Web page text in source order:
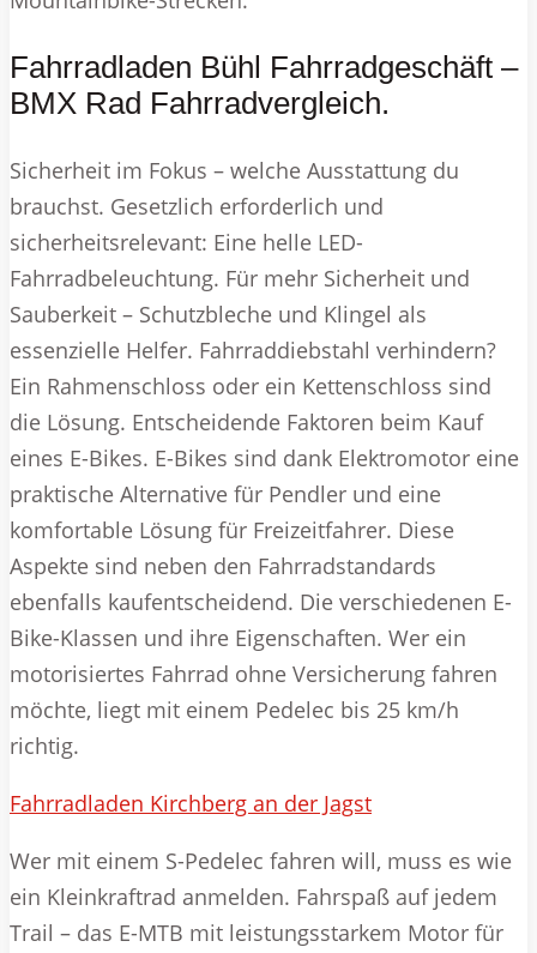
Fahrradladen Bühl Fahrradgeschäft –
BMX Rad Fahrradvergleich.
Sicherheit im Fokus – welche Ausstattung du
brauchst. Gesetzlich erforderlich und
sicherheitsrelevant: Eine helle LED-
Fahrradbeleuchtung. Für mehr Sicherheit und
Sauberkeit – Schutzbleche und Klingel als
essenzielle Helfer. Fahrraddiebstahl verhindern?
Ein Rahmenschloss oder ein Kettenschloss sind
die Lösung. Entscheidende Faktoren beim Kauf
eines E-Bikes. E-Bikes sind dank Elektromotor eine
praktische Alternative für Pendler und eine
komfortable Lösung für Freizeitfahrer. Diese
Aspekte sind neben den Fahrradstandards
ebenfalls kaufentscheidend. Die verschiedenen E-
Bike-Klassen und ihre Eigenschaften. Wer ein
motorisiertes Fahrrad ohne Versicherung fahren
möchte, liegt mit einem Pedelec bis 25 km/h
richtig.
Fahrradladen Kirchberg an der Jagst
Wer mit einem S-Pedelec fahren will, muss es wie
ein Kleinkraftrad anmelden. Fahrspaß auf jedem
Trail – das E-MTB mit leistungsstarkem Motor für